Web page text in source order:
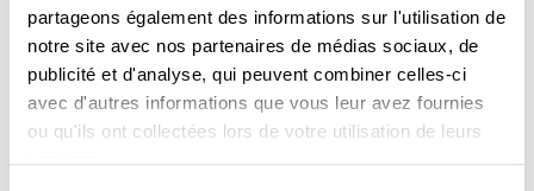
partageons également des informations sur l'utilisation de
notre site avec nos partenaires de médias sociaux, de
publicité et d'analyse, qui peuvent combiner celles-ci
avec d'autres informations que vous leur avez fournies
ou qu'ils ont collectées lors de votre utilisation de leurs
services.
L'entreprise fonctionne avec une équipe expérimentée,
complétée par des étudiants et des travailleurs flexibles.
Prix demandé : 295 000 € Loyer : 2 150 € par mois Bail
commercial - libre de brasseur. Chiffre d'affaires et
bénéfices intéressants Idéal pour un entrepreneur en